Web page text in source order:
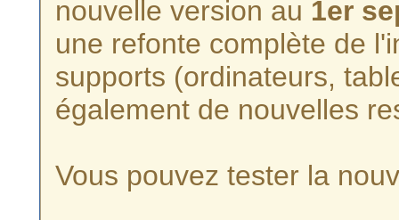
nouvelle version au 1er
une refonte complète de
supports (ordinateurs,
également de nouvelles
Vous pouvez tester la